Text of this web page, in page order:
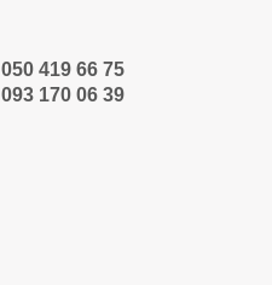
050 419 66 75
093 170 06 39